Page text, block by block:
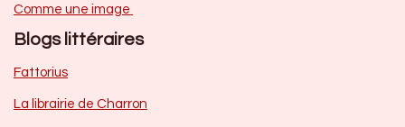
Comme une image
Blogs littéraires
Fattorius
La librairie de Charron